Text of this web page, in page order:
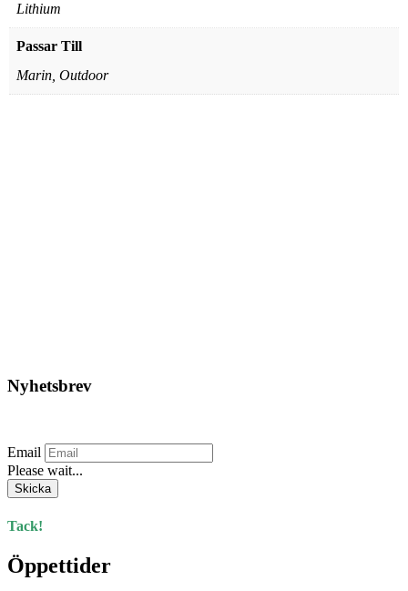
Lithium
Passar Till
Marin, Outdoor
Nyhetsbrev
Email
Please wait...
Skicka
Tack!
Öppettider